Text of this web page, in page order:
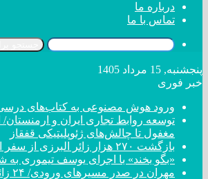
درباره ما
تماس با ما
پنجشنبه, 15 مرداد 1405
خبر فوری
ورود هوش مصنوعی به کتاب‌های
توسعه روابط تجاری ایران و
مغفول تا چالش‌های ژئوپلیتیکی قفقاز
بازگشت ۲۷۰ هزار زائر البرزی از سفر اربعین
«بگو بخند» با اجرای یوسف تیموری به